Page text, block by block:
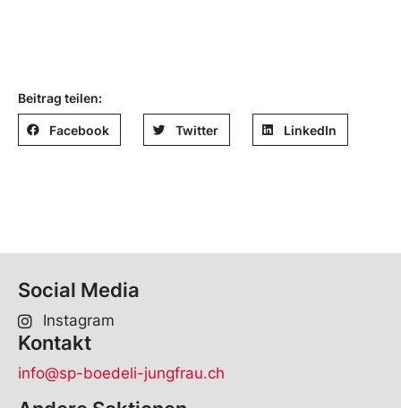
Beitrag teilen:
Facebook Twitter LinkedIn
Social Media
Instagram
Kontakt
info@sp-boedeli-jungfrau.ch